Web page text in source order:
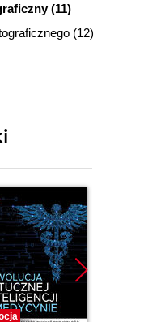
(11)
(12)
(16)
(18)
sterujące (19)
rad dla
(25)
(26)
(27)